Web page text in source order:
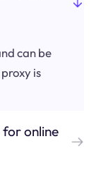
can be
is
for online